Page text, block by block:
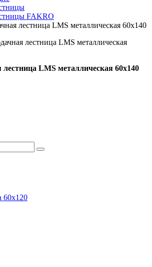
FAKRO
лестница LMS металлическая 60х140
LMS металлическая 60х140
60x120